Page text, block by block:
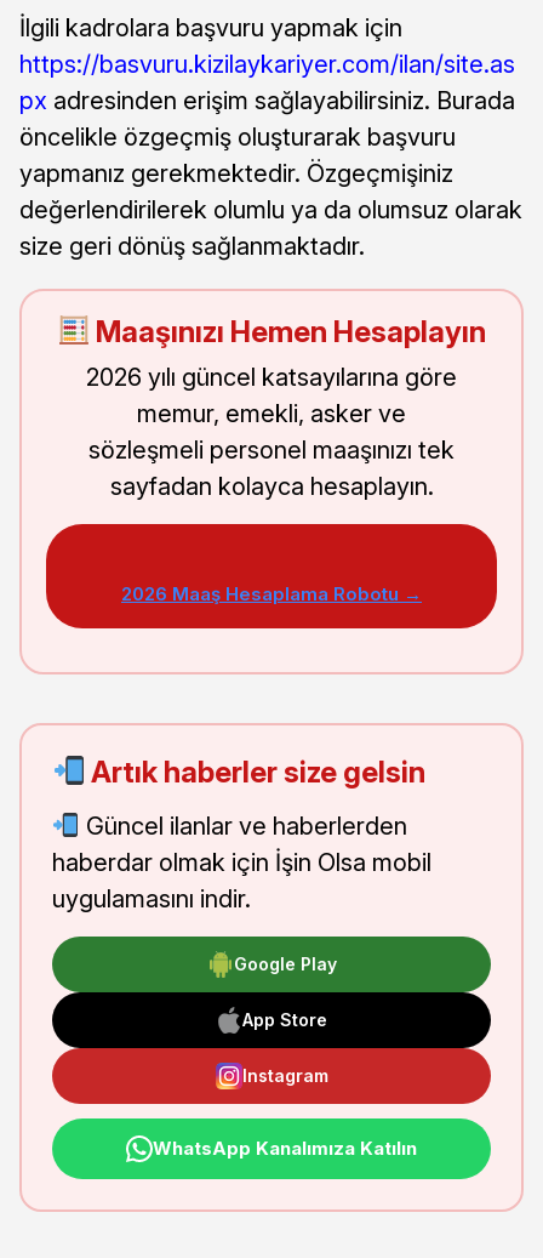
İlgili kadrolara başvuru yapmak için
https://basvuru.kizilaykariyer.com/ilan/site.as
px adresinden erişim sağlayabilirsiniz. Burada
öncelikle özgeçmiş oluşturarak başvuru
yapmanız gerekmektedir. Özgeçmişiniz
değerlendirilerek olumlu ya da olumsuz olarak
size geri dönüş sağlanmaktadır.
Maaşınızı Hemen Hesaplayın
2026 yılı güncel katsayılarına göre
memur, emekli, asker ve
sözleşmeli personel maaşınızı tek
sayfadan kolayca hesaplayın.
2026 Maaş Hesaplama Robotu →
Artık haberler size gelsin
Güncel ilanlar ve haberlerden
haberdar olmak için İşin Olsa mobil
uygulamasını indir.
Google Play
App Store
Instagram
WhatsApp Kanalımıza Katılın